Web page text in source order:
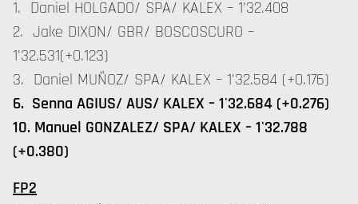
1. Daniel HOLGADO/ SPA/ KALEX – 1'32.408
2. Jake DIXON/ GBR/ BOSCOSCURO –
1'32.531(+0.123)
3. Daniel MUÑOZ/ SPA/ KALEX – 1'32.584 (+0.176)
6. Senna AGIUS/ AUS/ KALEX – 1'32.684 (+0.276)
10. Manuel GONZALEZ/ SPA/ KALEX – 1'32.788
(+0.380)
FP2